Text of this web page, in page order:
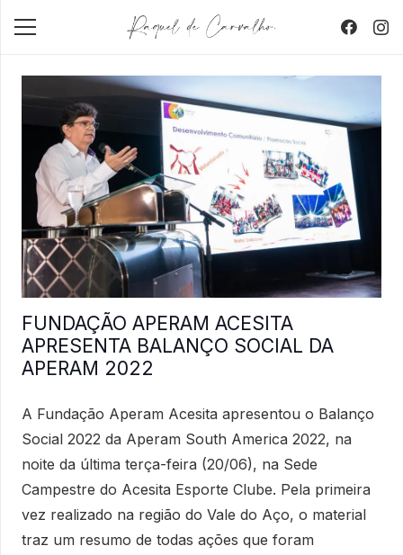
FUNDAÇÃO APERAM ACESITA
APRESENTA BALANÇO SOCIAL DA
APERAM 2022
A Fundação Aperam Acesita apresentou o Balanço
Social 2022 da Aperam South America 2022, na
noite da última terça-feira (20/06), na Sede
Campestre do Acesita Esporte Clube. Pela primeira
vez realizado na região do Vale do Aço, o material
traz um resumo de todas ações que foram